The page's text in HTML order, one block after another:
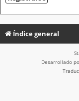
Índice general
Desarrollado